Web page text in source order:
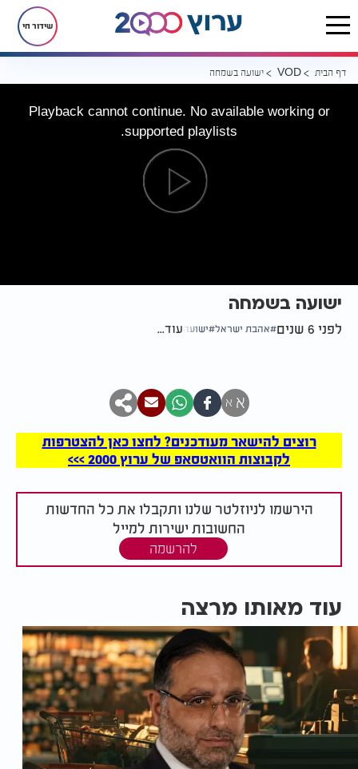
שידור חי
דף הבית VOD ישועה בשמחה
Playback cannot continue. No available working or
supported playlists.
ישועה בשמחה
לפני 6 שנים אהבת ישראל ישועה עוד...
א א
רוצים להישאר מעודכנים? לחצו כאן להצטרפות
לקבוצות הוואטסאפ של ערוץ 2000 >>>
הירשמו לניוזלטר שלנו ותקבלו את כל החדשות
החשובות ישירות למייל
להרשמה
עוד מאותו מרצה